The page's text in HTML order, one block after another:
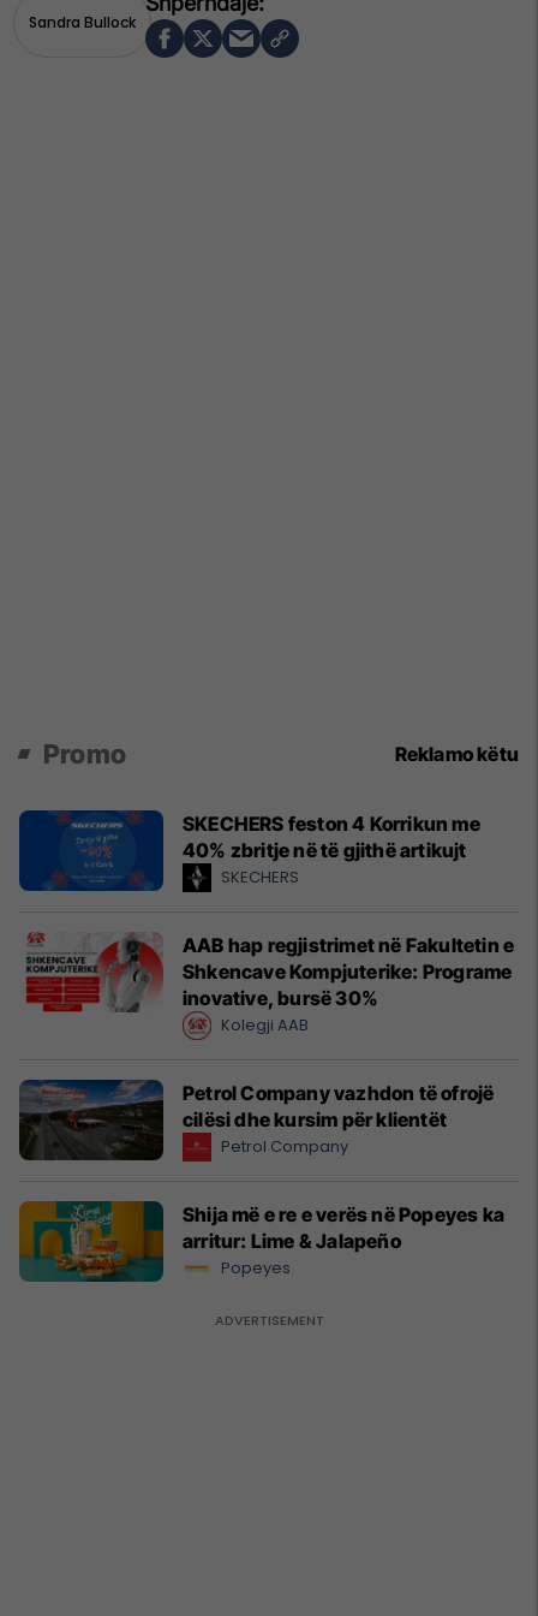
Sandra Bullock
Promo Reklamo këtu
SKECHERS feston 4 Korrikun me
40% zbritje në të gjithë artikujt
SKECHERS
AAB hap regjistrimet në Fakultetin e
Shkencave Kompjuterike: Programe
inovative, bursë 30%
Kolegji AAB
Petrol Company vazhdon të ofrojë
cilësi dhe kursim për klientët
Petrol Company
Shija më e re e verës në Popeyes ka
arritur: Lime & Jalapeño
Popeyes